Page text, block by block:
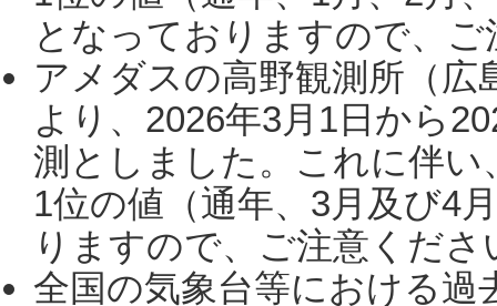
となっておりますので、
アメダスの高野観測所（
より、2026年3月1日から
測としました。これに伴い
1位の値（通年、3月及び4
りますので、ご注意くだ
全国の気象台等における過